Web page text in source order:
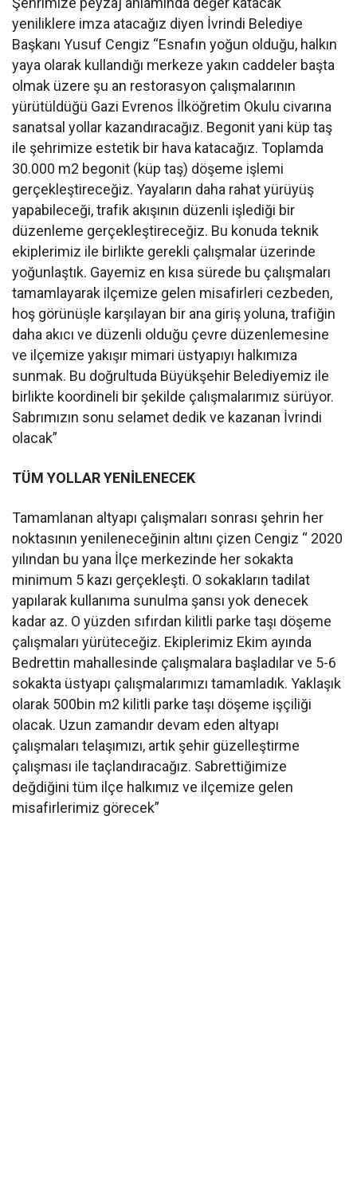
yeniliklere imza atacağız diyen İvrindi Belediye
Başkanı Yusuf Cengiz “Esnafın yoğun olduğu, halkın
yaya olarak kullandığı merkeze yakın caddeler başta
olmak üzere şu an restorasyon çalışmalarının
yürütüldüğü Gazi Evrenos İlköğretim Okulu civarına
sanatsal yollar kazandıracağız. Begonit yani küp taş
ile şehrimize estetik bir hava katacağız. Toplamda
30.000 m2 begonit (küp taş) döşeme işlemi
gerçekleştireceğiz. Yayaların daha rahat yürüyüş
yapabileceği, trafik akışının düzenli işlediği bir
düzenleme gerçekleştireceğiz. Bu konuda teknik
ekiplerimiz ile birlikte gerekli çalışmalar üzerinde
yoğunlaştık. Gayemiz en kısa sürede bu çalışmaları
tamamlayarak ilçemize gelen misafirleri cezbeden,
hoş görünüşle karşılayan bir ana giriş yoluna, trafiğin
daha akıcı ve düzenli olduğu çevre düzenlemesine
ve ilçemize yakışır mimari üstyapıyı halkımıza
sunmak. Bu doğrultuda Büyükşehir Belediyemiz ile
birlikte koordineli bir şekilde çalışmalarımız sürüyor.
Sabrımızın sonu selamet dedik ve kazanan İvrindi
olacak”
TÜM YOLLAR YENİLENECEK
Tamamlanan altyapı çalışmaları sonrası şehrin her
noktasının yenileneceğinin altını çizen Cengiz “ 2020
yılından bu yana İlçe merkezinde her sokakta
minimum 5 kazı gerçekleşti. O sokakların tadilat
yapılarak kullanıma sunulma şansı yok denecek
kadar az. O yüzden sıfırdan kilitli parke taşı döşeme
çalışmaları yürüteceğiz. Ekiplerimiz Ekim ayında
Bedrettin mahallesinde çalışmalara başladılar ve 5-6
sokakta üstyapı çalışmalarımızı tamamladık. Yaklaşık
olarak 500bin m2 kilitli parke taşı döşeme işçiliği
olacak. Uzun zamandır devam eden altyapı
çalışmaları telaşımızı, artık şehir güzelleştirme
çalışması ile taçlandıracağız. Sabrettiğimize
değdiğini tüm ilçe halkımız ve ilçemize gelen
misafirlerimiz görecek”